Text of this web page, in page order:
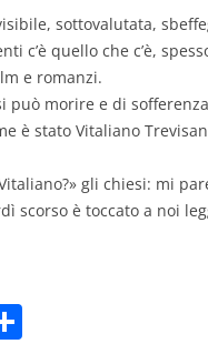
sottovalutata,
c’è quello che c’è,
e romanzi.
può morire e di
è stato Vitaliano
gli chiesi: mi
scorso è toccato a noi